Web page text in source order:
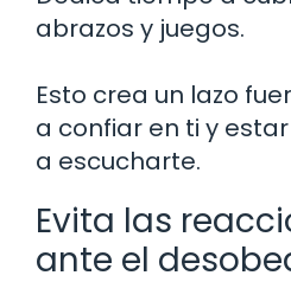
abrazos y juegos.
Esto crea un lazo
a confiar en ti y
a escucharte.
Evita las
ante el